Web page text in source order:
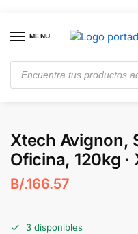
MENU
Inicio / Muebles Sillas /
Xtech Avignon,
Oficina, 120kg ·
B/.166.57
3 disponibles